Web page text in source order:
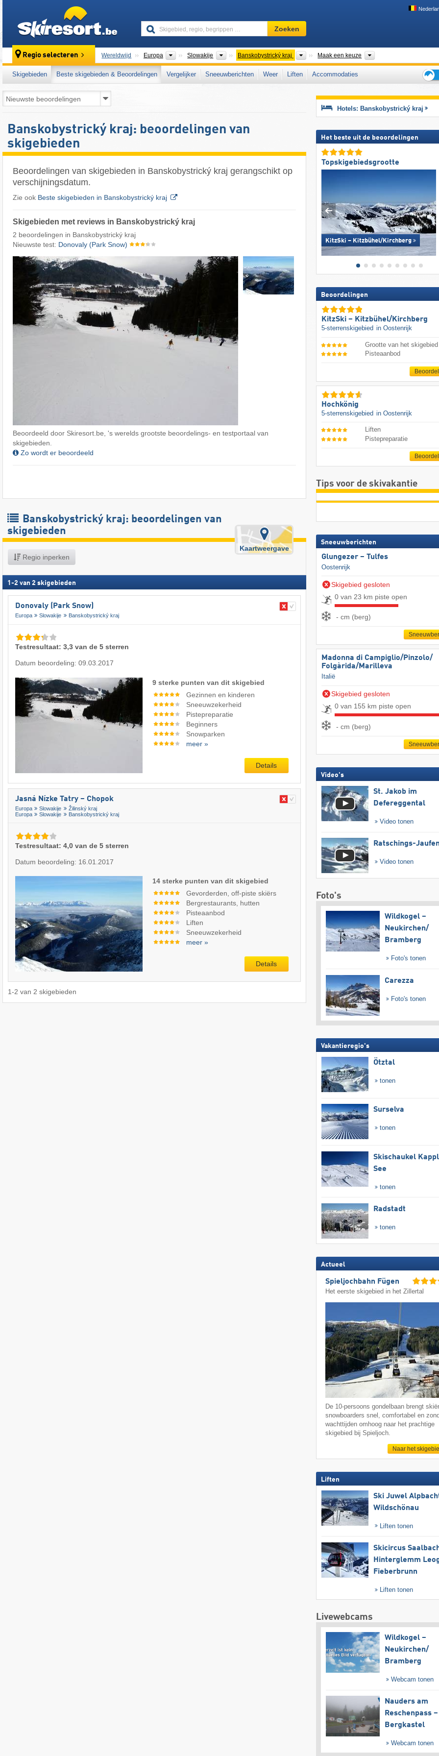
Skigebied,
regio,
…
Zoeken
Regio selecteren Wereldwijd Europa Continenten
Slowakije LandenBanskobystrický kraj Districten
Maak een keuze
Skigebieden Beste skigebieden & Beoordelingen Vergelijker Sneeuwberichten Weer Liften
Accommodaties
voor
de
Banskobystrický kraj: beoordelingen van
skigebieden
Beoordelingen van skigebieden in Banskobystrický kraj gerangschikt op
verschijningsdatum.
Zie ook Beste skigebieden in Banskobystrický kraj
Skigebieden met reviews in Banskobystrický kraj
2 beoordelingen in Banskobystrický kraj
Nieuwste test: Donovaly (Park Snow)
Beoordeeld door Skiresort.be, 's werelds grootste beoordelings- en testportaal van
skigebieden.
Zo wordt er beoordeeld
Banskobystrický kraj: beoordelingen van
skigebieden
Regio inperken
Kaartweergave
1 -2 van 2 skigebieden
Donovaly (Park Snow)
Europa Slowakije Banskobystrický kraj
Testresultaat: 3,3 van de 5 sterren
Datum beoordeling: 09.03.2017
9 sterke punten van dit skigebied
Gezinnen en kinderen
Sneeuwzekerheid
Pistepreparatie
Beginners
Snowparken
meer »
Details
Jasná Nízke Tatry – Chopok
Europa Slowakije
Žilinský kraj
Europa
Slowakije Banskobystrický kraj
Testresultaat: 4,0 van de 5 sterren
Datum beoordeling: 16.01.2017
14 sterke punten van dit skigebied
Gevorderden, off-piste skiërs
Bergrestaurants, hutten
Pisteaanbod
Liften
Sneeuwzekerheid
meer »
Details
1-2 van 2 skigebieden
Hotels: Banskobystrický kraj
Het beste uit de beoordelingen
Topskigebiedsgrootte
KitzSki – Kitzbühel/​Kirchberg
Beoordelingen
KitzSki – Kitzbühel/​Kirchberg
5-sterrenskigebied in Oostenrijk
Grootte van het skigebied
Pisteaanbod
Hochkönig
5-sterrenskigebied in Oostenrijk
Liften
Pistepreparatie
Tips voor de skivakantie
Sneeuwberichten
Glungezer – Tulfes
Oostenrijk
Skigebied gesloten
0 van 23 km piste open
- cm (berg)
Madonna di Campiglio/​Pinzolo/​
Folgàrida/​Marilleva
Italië
Skigebied gesloten
0 van 155 km piste open
- cm (berg)
Video's
St. Jakob im
Defereggental
Video tonen
Ratschings-
Video tonen
Foto's
Wildkogel –
Neukirchen/​
Bramberg
Foto's tonen
Carezza
Foto's tonen
Vakantieregio's
Ötztal
tonen
Surselva
tonen
Skischaukel
See
tonen
Radstadt
tonen
Actueel
Spieljochbahn Fügen
Het eerste skigebied in het Zillertal
De 10-persoons gondelbaan brengt
snowboarders snel, comfortabel en
wachttijden omhoog naar het prachtige
skigebied bij Spieljoch.
Naar het
Liften
Ski Juwel
Wildschönau
Liften tonen
Skicircus
Hinterglemm
Fieberbrunn
Liften tonen
Livewebcams
Wildkogel –
Neukirchen/​
Bramberg
Webcam tonen
Nauders am
Reschenpass –
Bergkastel
Webcam tonen